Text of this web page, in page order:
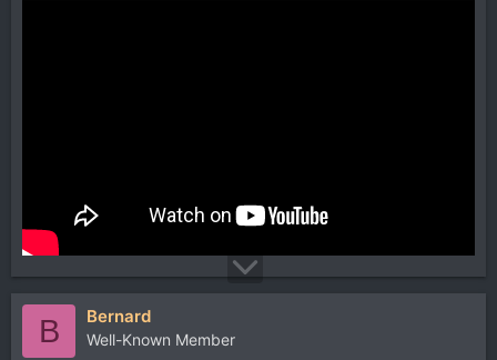
B Bernard
Well-Known Member